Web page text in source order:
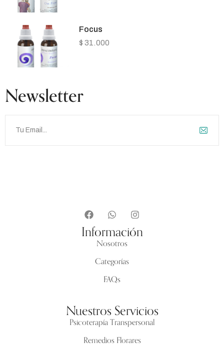
Focus
$ 31.000
Newsletter
Información
Nosotros
Categorías
FAQs
Nuestros Servicios
Psicoterapía Transpersonal
Remedios Florares